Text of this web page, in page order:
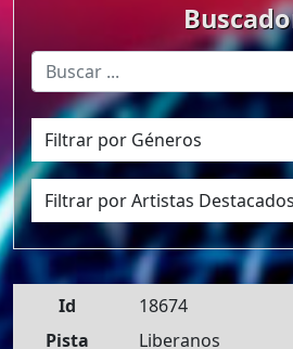
Filtrar por Géneros
Filtrar por Artistas Destacados
Id
18674
Pista
Liberanos